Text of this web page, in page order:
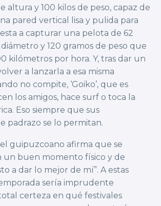
altura y 100 kilos de peso, capaz de
pared vertical lisa y pulida para
a capturar una pelota de 62
y 120 gramos de peso que
kilómetros por hora. Y, tras dar un
a lanzarla a esa misma
no compite, ‘Goiko’, que es
los amigos, hace surf o toca la
Eso siempre que sus
padrazo se lo permitan.
el guipuzcoano afirma que se
un buen momento físico y de
a dar lo mejor de mí”. A estas
sería imprudente
certeza en qué festivales